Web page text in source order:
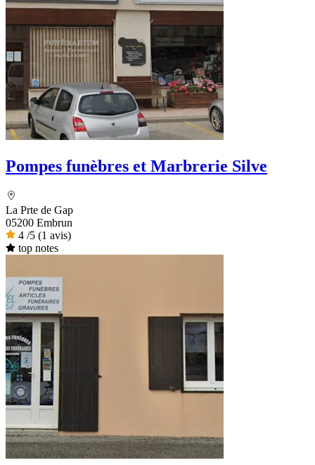
Pompes funèbres et Marbrerie Silve
La Prte de Gap
05200 Embrun
4 /5 (1 avis)
top notes